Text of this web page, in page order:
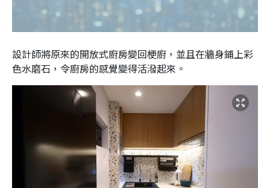
設計師將原來的開放式廚房變回梗廚，並且在牆身鋪上彩
色水磨石，令廚房的感覺變得活潑起來。